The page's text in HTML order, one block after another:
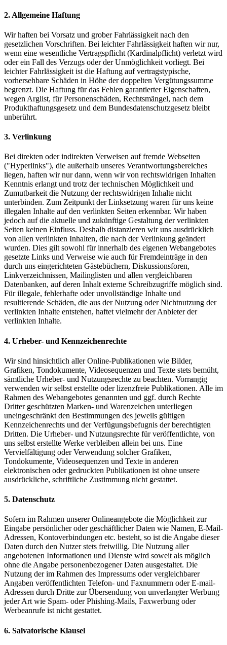
2. Allgemeine Haftung
Wir haften bei Vorsatz und grober Fahrlässigkeit nach den
gesetzlichen Vorschriften. Bei leichter Fahrlässigkeit haften wir nur,
wenn eine wesentliche Vertragspflicht (Kardinalpflicht) verletzt wird
oder ein Fall des Verzugs oder der Unmöglichkeit vorliegt. Bei
leichter Fahrlässigkeit ist die Haftung auf vertragstypische,
vorhersehbare Schäden in Höhe der doppelten Vergütungssumme
begrenzt. Die Haftung für das Fehlen garantierter Eigenschaften,
wegen Arglist, für Personenschäden, Rechtsmängel, nach dem
Produkthaftungsgesetz und dem Bundesdatenschutzgesetz bleibt
unberührt.
3. Verlinkung
Bei direkten oder indirekten Verweisen auf fremde Webseiten
("Hyperlinks"), die außerhalb unseres Verantwortungsbereiches
liegen, haften wir nur dann, wenn wir von rechtswidrigen Inhalten
Kenntnis erlangt und trotz der technischen Möglichkeit und
Zumutbarkeit die Nutzung der rechtswidrigen Inhalte nicht
unterbinden. Zum Zeitpunkt der Linksetzung waren für uns keine
illegalen Inhalte auf den verlinkten Seiten erkennbar. Wir haben
jedoch auf die aktuelle und zukünftige Gestaltung der verlinkten
Seiten keinen Einfluss. Deshalb distanzieren wir uns ausdrücklich
von allen verlinkten Inhalten, die nach der Verlinkung geändert
wurden. Dies gilt sowohl für innerhalb des eigenen Webangebotes
gesetzte Links und Verweise wie auch für Fremdeinträge in den
durch uns eingerichteten Gästebüchern, Diskussionsforen,
Linkverzeichnissen, Mailinglisten und allen vergleichbaren
Datenbanken, auf deren Inhalt externe Schreibzugriffe möglich sind.
Für illegale, fehlerhafte oder unvollständige Inhalte und
resultierende Schäden, die aus der Nutzung oder Nichtnutzung der
verlinkten Inhalte entstehen, haftet vielmehr der Anbieter der
verlinkten Inhalte.
4. Urheber- und Kennzeichenrechte
Wir sind hinsichtlich aller Online-Publikationen wie Bilder,
Grafiken, Tondokumente, Videosequenzen und Texte stets bemüht,
sämtliche Urheber- und Nutzungsrechte zu beachten. Vorrangig
verwenden wir selbst erstellte oder lizenzfreie Publikationen. Alle im
Rahmen des Webangebotes genannten und ggf. durch Rechte
Dritter geschützten Marken- und Warenzeichen unterliegen
uneingeschränkt den Bestimmungen des jeweils gültigen
Kennzeichenrechts und der Verfügungsbefugnis der berechtigten
Dritten. Die Urheber- und Nutzungsrechte für veröffentlichte, von
uns selbst erstellte Werke verbleiben allein bei uns. Eine
Vervielfältigung oder Verwendung solcher Grafiken,
Tondokumente, Videosequenzen und Texte in anderen
elektronischen oder gedruckten Publikationen ist ohne unsere
ausdrückliche, schriftliche Zustimmung nicht gestattet.
5. Datenschutz
Sofern im Rahmen unserer Onlineangebote die Möglichkeit zur
Eingabe persönlicher oder geschäftlicher Daten wie Namen, E-Mail-
Adressen, Kontoverbindungen etc. besteht, so ist die Angabe dieser
Daten durch den Nutzer stets freiwillig. Die Nutzung aller
angebotenen Informationen und Dienste wird soweit als möglich
ohne die Angabe personenbezogener Daten ausgestaltet. Die
Nutzung der im Rahmen des Impressums oder vergleichbarer
Angaben veröffentlichten Telefon- und Faxnummern oder E-mail-
Adressen durch Dritte zur Übersendung von unverlangter Werbung
jeder Art wie Spam- oder Phishing-Mails, Faxwerbung oder
Werbeanrufe ist nicht gestattet.
6. Salvatorische Klausel